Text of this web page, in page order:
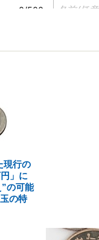
現行の
」に
の可能
の特